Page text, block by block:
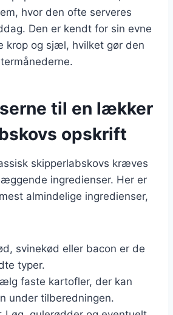
hvor den ofte serveres
Den er kendt for sin evne
krop og sjæl, hvilket gør den
til en lækker
opskrift
skipperlabskovs kræves
ingredienser. Her er
almindelige ingredienser,
svinekød eller bacon er de
typer.
faste kartofler, der kan
under tilberedningen.